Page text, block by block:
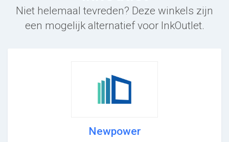
Niet helemaal tevreden? Deze winkels zijn
een mogelijk alternatief voor InkOutlet.
Newpower